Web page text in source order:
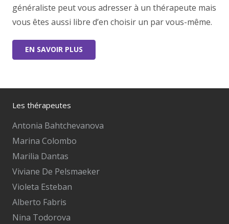
généraliste peut vous adresser à un thérapeute mais
vous êtes aussi libre d’en choisir un par vous-même.
EN SAVOIR PLUS
Les thérapeutes
Antonia Bahtchevanova
Marina Colombo
Marilia Dantas
Viviane De Pelsmaeker
Violeta Esteban
Alberto Fabris
Nina Todorova